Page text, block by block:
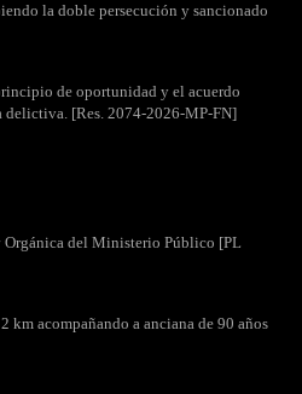
la doble persecución y sancionado
de oportunidad y el acuerdo
delictiva. [Res. 2074-2026-MP-FN]
Orgánica del Ministerio Público [PL
km acompañando a anciana de 90 años